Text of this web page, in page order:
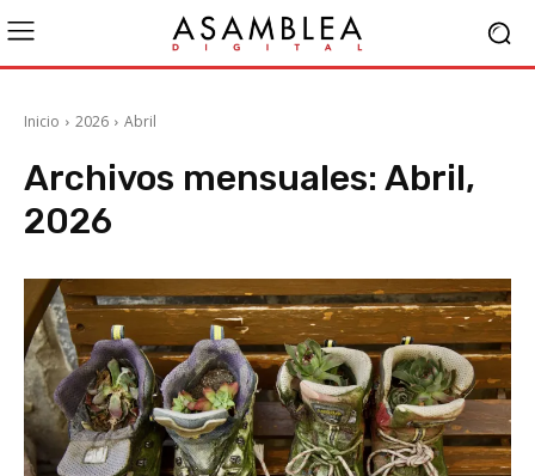
Inicio 2026 Abril
Archivos mensuales: Abril,
2026